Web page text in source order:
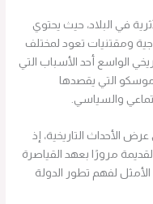
في البلاد، حيث يحتوي
ومقتنيات تعود لمختلف
الواسع أحد الأسباب التي
التي يقصدها
والسياسي.
الأحداث التاريخية، إذ
مرورًا بعهد القياصرة
لفهم تطور الدولة